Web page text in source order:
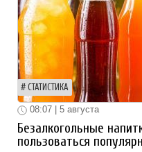
СТАТИСТИКА
08:07 | 5 августа
Безалкогольные
пользоваться